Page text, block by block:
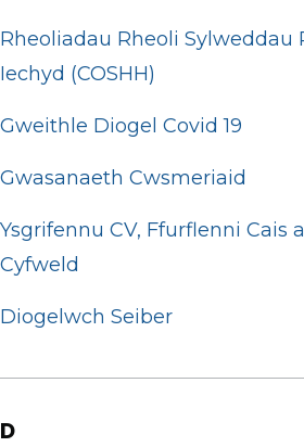
Rheoliadau Rheoli Sylweddau
Iechyd (COSHH)
Gweithle Diogel Covid 19
Gwasanaeth Cwsmeriaid
Ysgrifennu CV, Ffurflenni Cais
Cyfweld
Diogelwch Seiber
D